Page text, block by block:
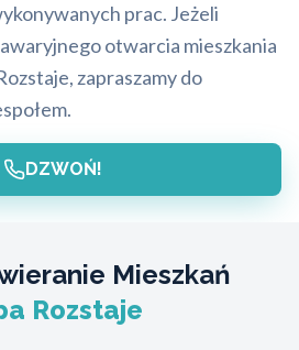
prac. Jeżeli
otwarcia mieszkania
zapraszamy do
DZWOŃ!
Mieszkań
Rozstaje